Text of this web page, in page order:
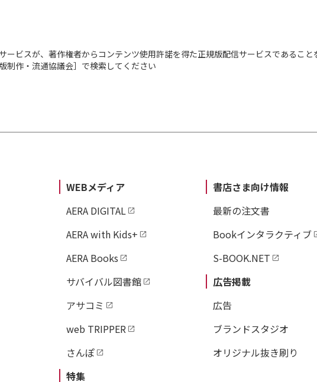
5章 集中力を磨いて認知・非認
ビスが、著作権者からコンテンツ使用許諾を得た正規版配信サービスであること
制作・流通協議会］で検索してください
WEBメディア
AERA DIGITAL
AERA with Kids+
AERA Books
サバイバル図書館
アサコミ
web TRIPPER
さんぽ
特集
書店さま向け情報
最新の注文書
Bookインタラクティブ
S-BOOK.NET
広告掲載
広告
ブランドスタジオ
オリジナル抜き刷り